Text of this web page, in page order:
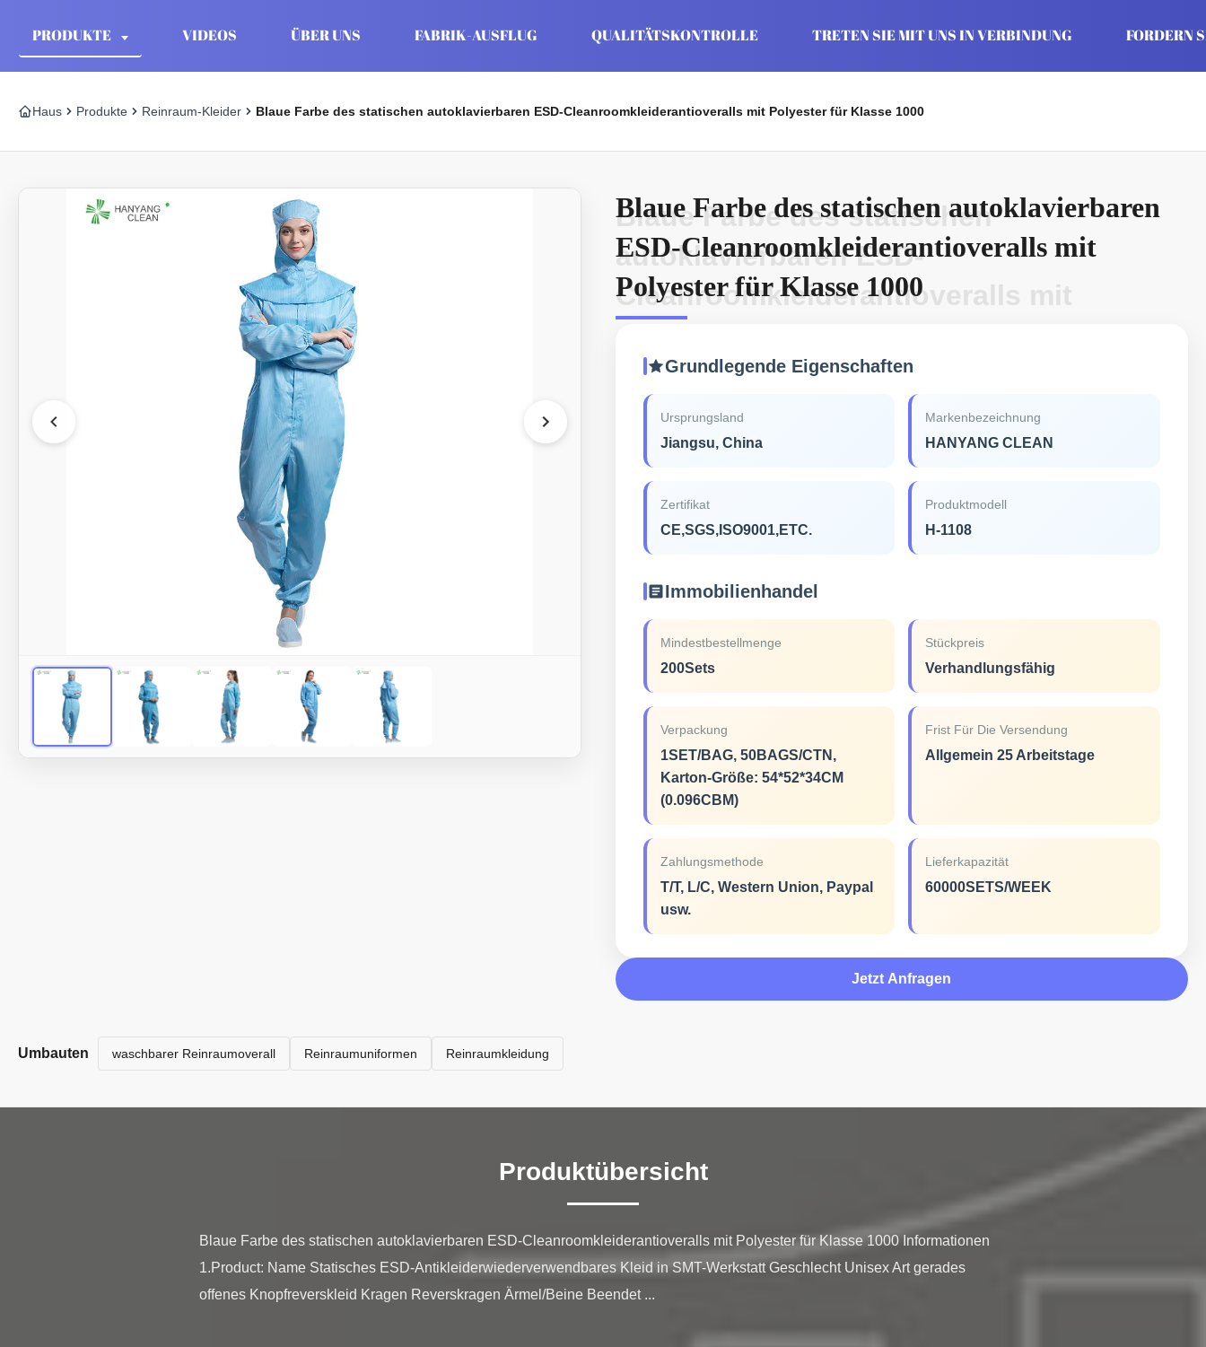
PRODUKTE VIDEOS ÜBER UNS FABRIK-AUSFLUG QUALITÄTSKONTROLLE TRETEN SIE MIT UNS IN VERBINDUNG FORDERN
Haus Produkte Reinraum-Kleider Blaue Farbe des statischen autoklavierbaren ESD-Cleanroomkleiderantioveralls mit Polyester für Klasse 1000
Blaue Farbe des statischen autoklavierbaren
ESD-Cleanroomkleiderantioveralls mit
Polyester für Klasse 1000
Blaue Farbe des statischen
autoklavierbaren ESD-
Cleanroomkleiderantioveralls mit
Grundlegende Eigenschaften
Ursprungsland
Jiangsu, China
Markenbezeichnung
HANYANG CLEAN
Zertifikat
CE,SGS,ISO9001,ETC.
Produktmodell
H-1108
Immobilienhandel
Mindestbestellmenge
200Sets
Stückpreis
Verhandlungsfähig
Verpackung
1SET/BAG, 50BAGS/CTN,
Karton-Größe: 54*52*34CM
(0.096CBM)
Frist Für Die Versendung
Allgemein 25 Arbeitstage
Zahlungsmethode
T/T, L/C, Western Union, Paypal
usw.
Lieferkapazität
60000SETS/WEEK
Jetzt Anfragen
Umbauten waschbarer Reinraumoverall Reinraumuniformen Reinraumkleidung
Produktübersicht
Blaue Farbe des statischen autoklavierbaren ESD-Cleanroomkleiderantioveralls mit Polyester für Klasse 1000 Informationen
1.Product: Name Statisches ESD-Antikleiderwiederverwendbares Kleid in SMT-Werkstatt Geschlecht Unisex Art gerades
offenes Knopfreverskleid Kragen Reverskragen Ärmel/Beine Beendet ...